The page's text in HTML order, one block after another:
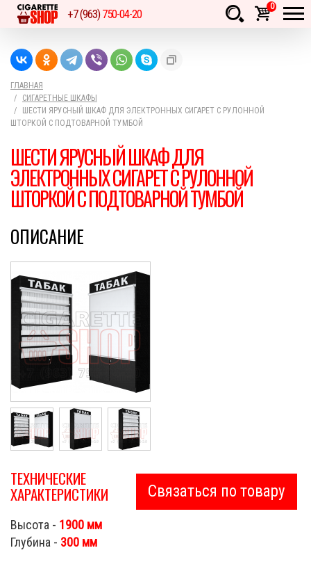
+7 (963)750-04-20
0
ГЛАВНАЯ
СИГАРЕТНЫЕ ШКАФЫ
ШЕСТИ ЯРУСНЫЙ ШКАФ ДЛЯ ЭЛЕКТРОННЫХ СИГАРЕТ С РУЛОННОЙ
ШТОРКОЙ С ПОДТОВАРНОЙ ТУМБОЙ
ШЕСТИ ЯРУСНЫЙ ШКАФ ДЛЯ
ЭЛЕКТРОННЫХ СИГАРЕТ С РУЛОННОЙ
ШТОРКОЙ С ПОДТОВАРНОЙ ТУМБОЙ
ОПИСАНИЕ
Связаться по товару
ТЕХНИЧЕСКИЕ
ХАРАКТЕРИСТИКИ
Высота - 1900 мм
Глубина - 300 мм